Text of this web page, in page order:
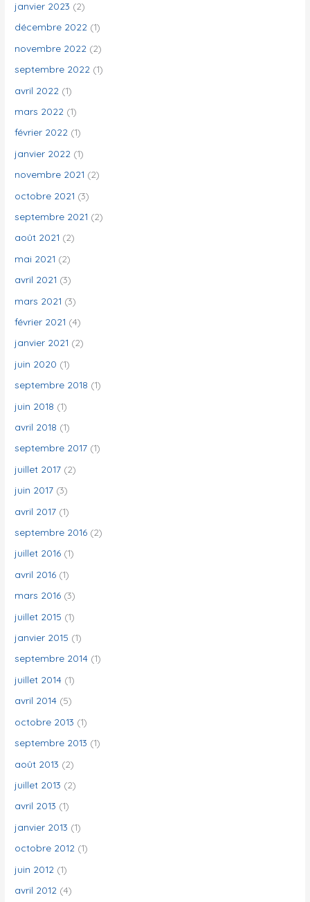
janvier 2023 (2)
décembre 2022 (1)
novembre 2022 (2)
septembre 2022 (1)
avril 2022 (1)
mars 2022 (1)
février 2022 (1)
janvier 2022 (1)
novembre 2021 (2)
octobre 2021 (3)
septembre 2021 (2)
août 2021 (2)
mai 2021 (2)
avril 2021 (3)
mars 2021 (3)
février 2021 (4)
janvier 2021 (2)
juin 2020 (1)
septembre 2018 (1)
juin 2018 (1)
avril 2018 (1)
septembre 2017 (1)
juillet 2017 (2)
juin 2017 (3)
avril 2017 (1)
septembre 2016 (2)
juillet 2016 (1)
avril 2016 (1)
mars 2016 (3)
juillet 2015 (1)
janvier 2015 (1)
septembre 2014 (1)
juillet 2014 (1)
avril 2014 (5)
octobre 2013 (1)
septembre 2013 (1)
août 2013 (2)
juillet 2013 (2)
avril 2013 (1)
janvier 2013 (1)
octobre 2012 (1)
juin 2012 (1)
avril 2012 (4)